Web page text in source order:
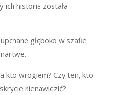
ich historia została
głęboko w szafie
kto wrogiem? Czy ten, kto
nienawidzić?